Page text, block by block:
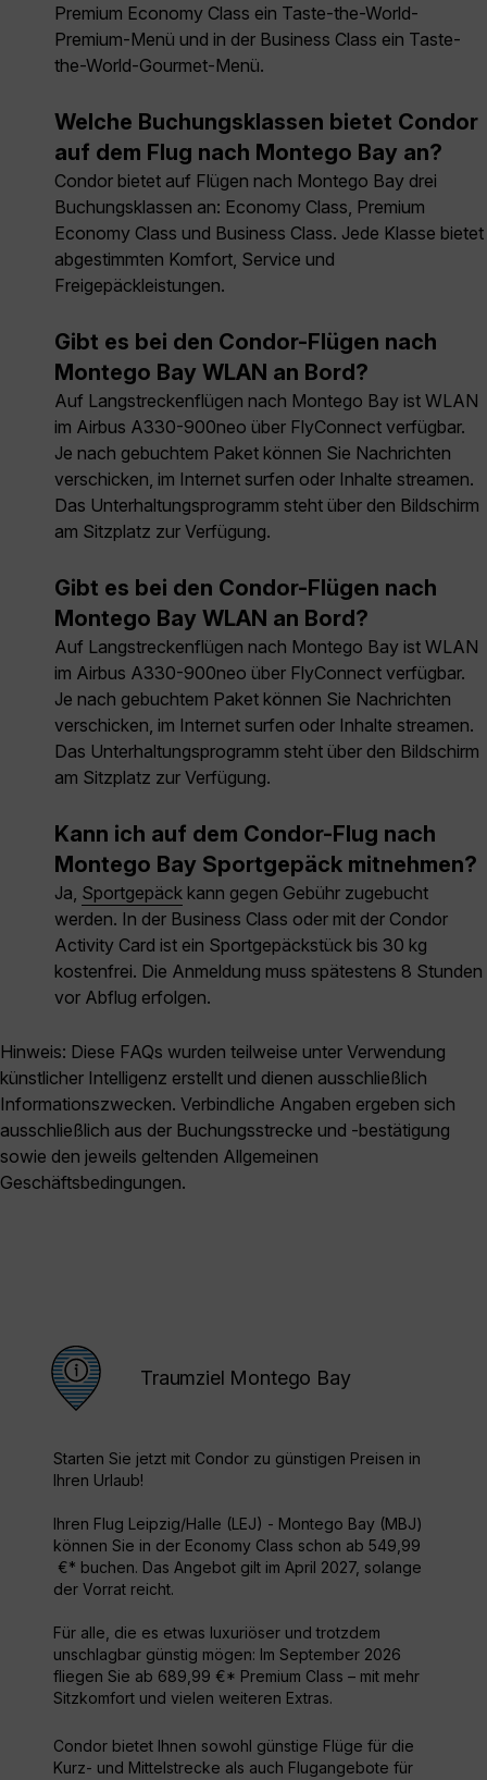
Premium Economy Class ein Taste-the-World-
Premium-Menü und in der Business Class ein Taste-
the-World-Gourmet-Menü.
Welche Buchungsklassen bietet Condor
auf dem Flug nach Montego Bay an?
Condor bietet auf Flügen nach Montego Bay drei
Buchungsklassen an: Economy Class, Premium
Economy Class und Business Class. Jede Klasse bietet
abgestimmten Komfort, Service und
Freigepäckleistungen.
Gibt es bei den Condor-Flügen nach
Montego Bay WLAN an Bord?
Auf Langstreckenflügen nach Montego Bay ist WLAN
im Airbus A330-900neo über FlyConnect verfügbar.
Je nach gebuchtem Paket können Sie Nachrichten
verschicken, im Internet surfen oder Inhalte streamen.
Das Unterhaltungsprogramm steht über den Bildschirm
am Sitzplatz zur Verfügung.
Gibt es bei den Condor-Flügen nach
Montego Bay WLAN an Bord?
Auf Langstreckenflügen nach Montego Bay ist WLAN
im Airbus A330-900neo über FlyConnect verfügbar.
Je nach gebuchtem Paket können Sie Nachrichten
verschicken, im Internet surfen oder Inhalte streamen.
Das Unterhaltungsprogramm steht über den Bildschirm
am Sitzplatz zur Verfügung.
Kann ich auf dem Condor-Flug nach
Montego Bay Sportgepäck mitnehmen?
Ja, Sportgepäck kann gegen Gebühr zugebucht
werden. In der Business Class oder mit der Condor
Activity Card ist ein Sportgepäckstück bis 30 kg
kostenfrei. Die Anmeldung muss spätestens 8 Stunden
vor Abflug erfolgen.
Hinweis: Diese FAQs wurden teilweise unter Verwendung
künstlicher Intelligenz erstellt und dienen ausschließlich
Informationszwecken. Verbindliche Angaben ergeben sich
ausschließlich aus der Buchungsstrecke und -bestätigung
sowie den jeweils geltenden Allgemeinen
Geschäftsbedingungen.
Traumziel Montego Bay
Starten Sie jetzt mit Condor zu günstigen Preisen in
Ihren Urlaub!
Ihren Flug Leipzig/Halle (LEJ) - Montego Bay (MBJ)
können Sie in der Economy Class schon ab 549,99
€* buchen. Das Angebot gilt im April 2027, solange
der Vorrat reicht.
Für alle, die es etwas luxuriöser und trotzdem
unschlagbar günstig mögen: Im September 2026
fliegen Sie ab 689,99 €* Premium Class – mit mehr
Sitzkomfort und vielen weiteren Extras.
Condor bietet Ihnen sowohl günstige Flüge für die
Kurz- und Mittelstrecke als auch Flugangebote für